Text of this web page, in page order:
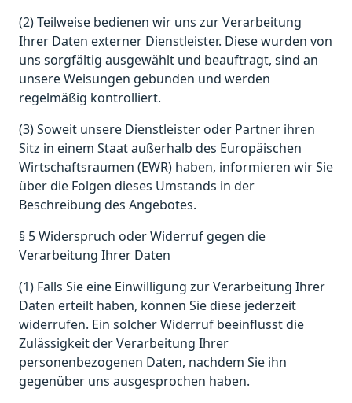
(2) Teilweise bedienen wir uns zur Verarbeitung
Ihrer Daten externer Dienstleister. Diese wurden von
uns sorgfältig ausgewählt und beauftragt, sind an
unsere Weisungen gebunden und werden
regelmäßig kontrolliert.
(3) Soweit unsere Dienstleister oder Partner ihren
Sitz in einem Staat außerhalb des Europäischen
Wirtschaftsraumen (EWR) haben, informieren wir Sie
über die Folgen dieses Umstands in der
Beschreibung des Angebotes.
§ 5 Widerspruch oder Widerruf gegen die
Verarbeitung Ihrer Daten
(1) Falls Sie eine Einwilligung zur Verarbeitung Ihrer
Daten erteilt haben, können Sie diese jederzeit
widerrufen. Ein solcher Widerruf beeinflusst die
Zulässigkeit der Verarbeitung Ihrer
personenbezogenen Daten, nachdem Sie ihn
gegenüber uns ausgesprochen haben.